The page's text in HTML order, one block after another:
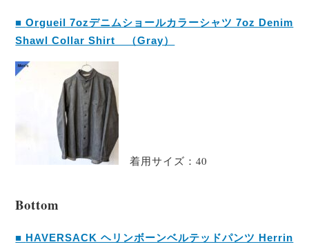
■Orgueil 7ozデニムショールカラーシャツ 7oz Denim
Shawl Collar Shirt （Gray）
着用サイズ：40
Bottom
■ HAVERSACK ヘリンボーンベルテッドパンツ Herrin